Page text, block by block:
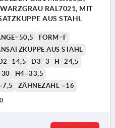
RAL7021, MIT
AUS STAHL
FORM=F
AUS STAHL
D3=3
H=24,5
H4=33,5
ZÄHNEZAHL =16